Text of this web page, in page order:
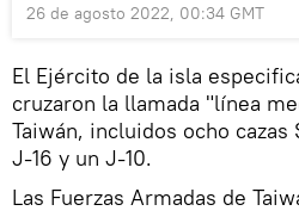
26 de agosto 2022, 00:34 GMT
El Ejército de la isla
cruzaron la llamada "línea
Taiwán, incluidos ocho cazas
J-16 y un J-10.
Las Fuerzas Armadas de